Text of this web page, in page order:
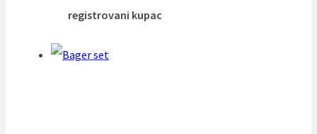
registrovani kupac